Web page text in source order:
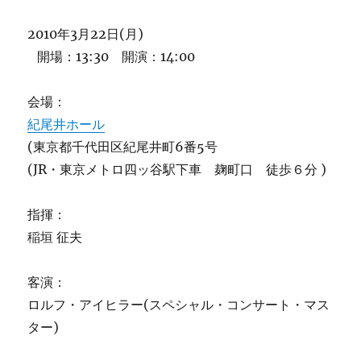
ン
交
2010年3月22日(月)
開場：13:30 開演：14:00
会場：
紀尾井ホール
(東京都千代田区紀尾井町6番5号
(JR・東京メトロ四ッ谷駅下車 麹町口 徒歩６分 )
指揮：
稲垣 征夫
客演：
ロルフ・アイヒラー(スペシャル・コンサート・マス
ター)